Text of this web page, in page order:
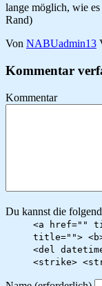
lange möglich, wie
Rand)
Von NABUadmin13
Kommentar
Kommentar
Du kannst die
<a href=""
title="">
<del
<strike>